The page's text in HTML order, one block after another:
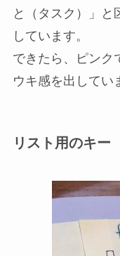
と（タスク）」と
しています。
できたら、ピンク
ウキ感を出してい
リスト用のキー